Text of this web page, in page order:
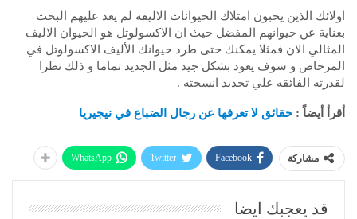
اولائك الذين يحبون امتلاك الحيوانات الاليفة لم يعد عليهم البحث
بعناية عن حيوانهم المفضل حيث ان الاكسولوتل هو الحيوان الاليف
المثالي الان فمثلا يمكنك حتى طرد حيوانك الأليف الاكسولوتل في
المرحاض و سوف يعود بشكل جيد مثل الجديد تماما و ذلك نظرا
لقدرته الفائقه علي تجديد انسجته .
أقرأ أيضاً : حقائق لا تعرفها عن رجال الضباع في نيجيريا
مشاركة Facebook
Twitter
WhatsApp
قد يعجبك ايضا